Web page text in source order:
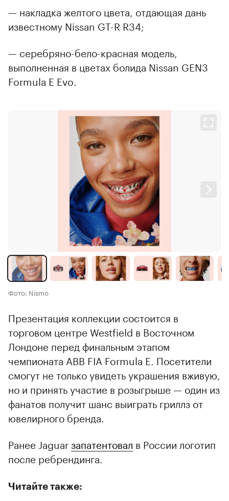
— накладка желтого цвета, отдающая дань
известному Nissan GT-R R34;
— серебряно-бело-красная модель,
выполненная в цветах болида Nissan GEN3
Formula E Evo.
Фото: Nismo
Презентация коллекции состоится в
торговом центре Westfield в Восточном
Лондоне перед финальным этапом
чемпионата ABB FIA Formula E. Посетители
смогут не только увидеть украшения вживую,
но и принять участие в розыгрыше — один из
фанатов получит шанс выиграть гриллз от
ювелирного бренда.
Ранее Jaguarзапатентовал в России логотип
после ребрендинга.
Читайте также: